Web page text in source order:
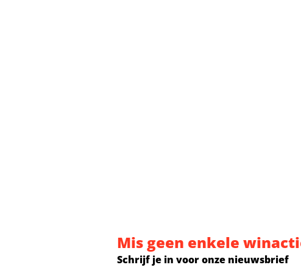
Mis geen enkele
Schrijf je in voor onze nieuwsbrief